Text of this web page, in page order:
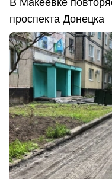
В Макеевке
проспекта Донецка